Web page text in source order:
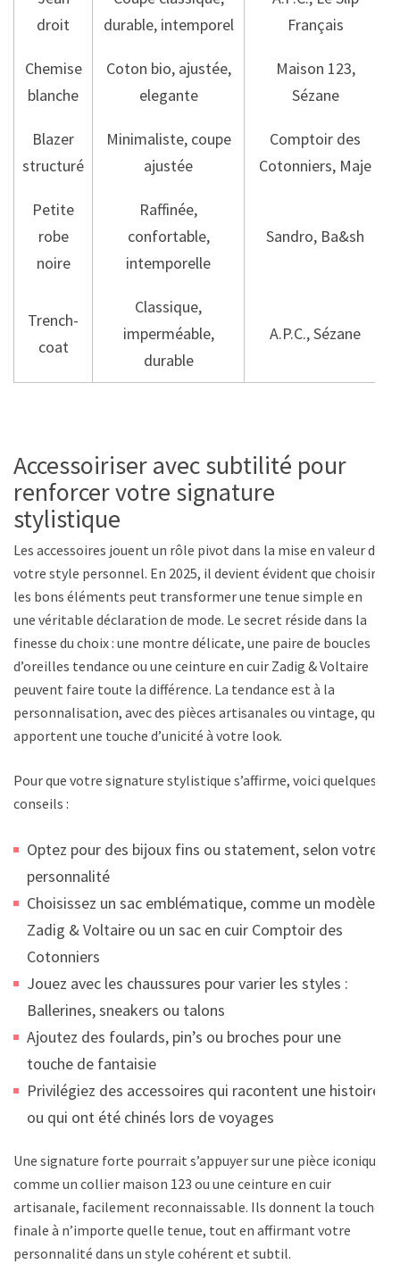
droit
durable, intemporel
Français
Chemise
blanche
Coton bio, ajustée,
elegante
Maison 123,
Sézane
Blazer
structuré
Minimaliste, coupe
ajustée
Comptoir des
Cotonniers, Maje
Petite
robe
noire
Raffinée,
confortable,
intemporelle
Sandro, Ba&sh
Trench-
coat
Classique,
imperméable,
durable
A.P.C., Sézane
Accessoiriser avec subtilité pour
renforcer votre signature
stylistique
Les accessoires jouent un rôle pivot dans la mise en valeur de
votre style personnel. En 2025, il devient évident que choisir
les bons éléments peut transformer une tenue simple en
une véritable déclaration de mode. Le secret réside dans la
finesse du choix : une montre délicate, une paire de boucles
d’oreilles tendance ou une ceinture en cuir Zadig & Voltaire
peuvent faire toute la différence. La tendance est à la
personnalisation, avec des pièces artisanales ou vintage, qui
apportent une touche d’unicité à votre look.
Pour que votre signature stylistique s’affirme, voici quelques
conseils :
Optez pour des bijoux fins ou statement, selon votre
personnalité
Choisissez un sac emblématique, comme un modèle
Zadig & Voltaire ou un sac en cuir Comptoir des
Cotonniers
Jouez avec les chaussures pour varier les styles :
Ballerines, sneakers ou talons
Ajoutez des foulards, pin’s ou broches pour une
touche de fantaisie
Privilégiez des accessoires qui racontent une histoire
ou qui ont été chinés lors de voyages
Une signature forte pourrait s’appuyer sur une pièce iconique,
comme un collier maison 123 ou une ceinture en cuir
artisanale, facilement reconnaissable. Ils donnent la touche
finale à n’importe quelle tenue, tout en affirmant votre
personnalité dans un style cohérent et subtil.